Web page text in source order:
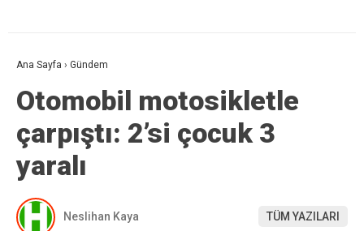
Ana Sayfa › Gündem
Otomobil motosikletle
çarpıştı: 2’si çocuk 3
yaralı
Neslihan Kaya TÜM YAZILARI